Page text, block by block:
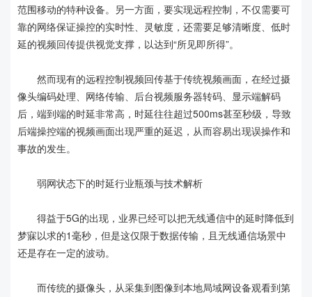
范围移动的特种设备。另一方面，要实现远程控制，不仅需要可
靠的网络保证操控的实时性、灵敏度，还需要足够清晰度、低时
延的视频回传提供视觉支撑，以达到“所见即所得”。
然而现有的远程控制视频回传基于传统视频画面，在经过摄
像头编码处理、网络传输、后台视频服务器转码、显示端解码
后，端到端的时延非常高，时延往往超过500ms甚至秒级，导致
后端操控端的视频画面出现严重的延迟，从而容易出现误操作和
事故的发生。
弱网状态下的时延行业瓶颈与技术解析
得益于5G的出现，业界已经可以把无线通信中的延时降低到
梦寐以求的1毫秒，但是这仅限于数据传输，且无线通信场景中
还是存在一定的波动。
而传统的摄像头，从采集到图像到本地局域网设备观看到第